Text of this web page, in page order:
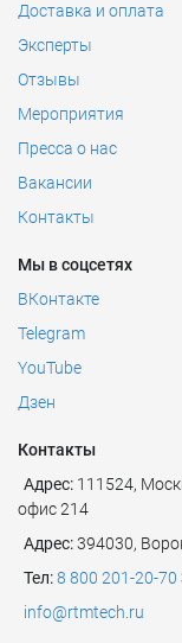
Доставка и оплата
Эксперты
Отзывы
Мероприятия
Пресса о нас
Вакансии
Контакты
Мы в соцсетях
ВКонтакте
Telegram
YouTube
Дзен
Контакты
Адрес: 111524,
офис 214
Адрес:394030,
Тел:8 800 201-20-70
info@rtmtech.ru